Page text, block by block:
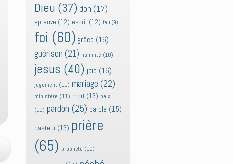
Dieu (37) don (17)
epreuve (12) esprit (12) feu (9)
foi (60) grâce (16)
guérison (21) humilité (10)
jesus (40) joie (16)
jugement (11) mariage (22)
ministère (11) mort (13) paix
(10) pardon (25) parole (15)
pasteur (13) prière
(65) prophete (10)